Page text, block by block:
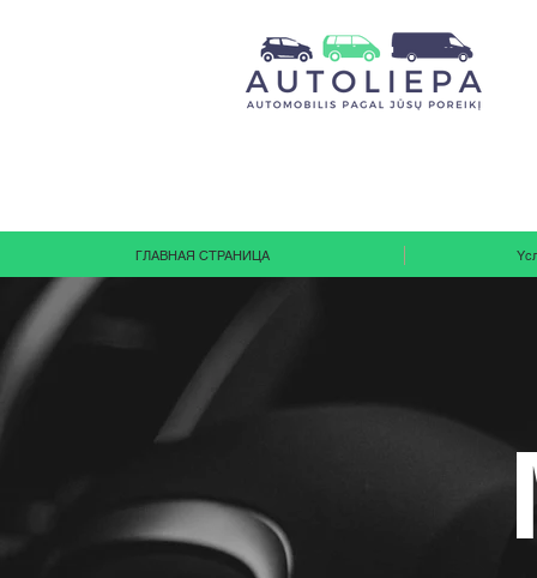
ГЛАВНАЯ СТРАНИЦА